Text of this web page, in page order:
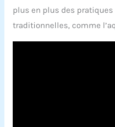
plus en plus des
traditionnelles, comme